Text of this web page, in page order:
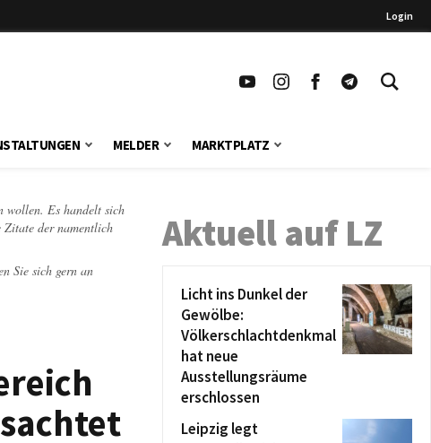
Login
MELDER MARKTPLATZ
wollen. Es handelt sich
Zitate der namentlich
Sie sich gern an
Aktuell auf LZ
Licht ins Dunkel der
Gewölbe:
Völkerschlachtdenkmal
hat neue
Ausstellungsräume
erschlossen
Leipzig legt